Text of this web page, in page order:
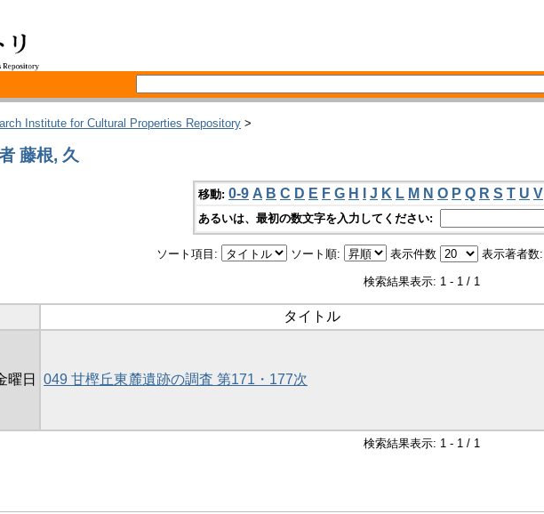
Institute for Cultural Properties Repository >
藤根, 久
移動: 0-9 A B C D E F G H J K L M N O P Q R S T U V
あるいは、最初の数文字を入力してください:
ソート項目: ソート順: 表示件数 表示著者数:
検索結果表示: 1 - 1 / 1
タイトル
曜日 049 甘樫丘東麓遺跡の調査 第171・177次
検索結果表示: 1 - 1 / 1